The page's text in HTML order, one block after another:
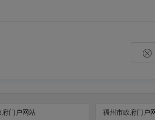
府门户网站 福州市政府门户